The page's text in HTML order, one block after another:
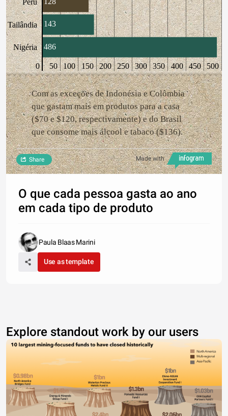
Peru
Tailândia
Nigéria
0 50 100 150 200 250 300 350 400 450 500
143
486
Com as exceções de Indonésia e Colômbia
que gastam mais em produtos para a casa
($70 e $120, respectivamente) e do Brasil
que consome mais álcool e tabaco ($136).
Made with
Share
O que cada pessoa gasta ao ano
em cada tipo de produto
Paula Blaas Marini
Use as template
Explore standout work by our users